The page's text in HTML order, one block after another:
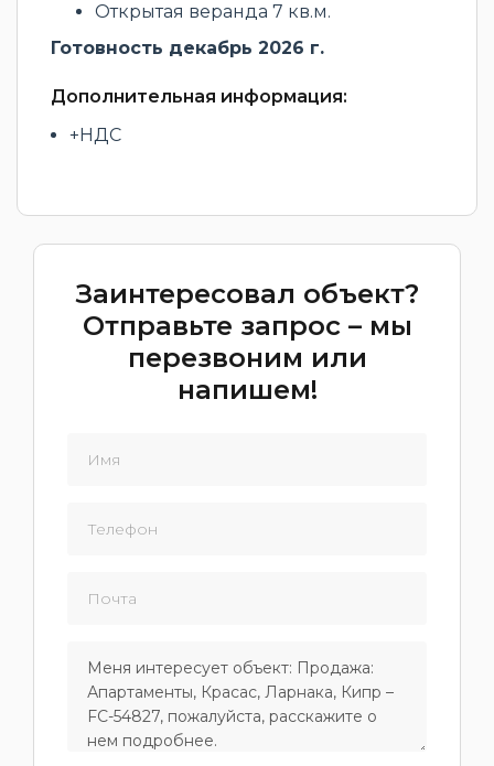
Открытая веранда 7 кв.м.
Готовность декабрь 2026 г.
Дополнительная информация:
+НДС
Заинтересовал объект?
Отправьте запрос – мы
перезвоним или
напишем!